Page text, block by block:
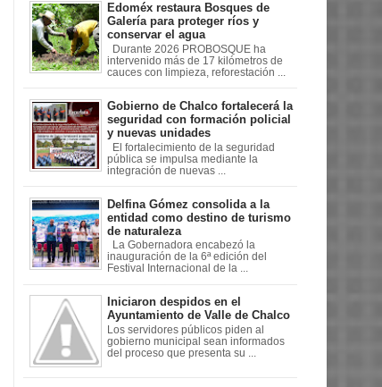
Edoméx restaura Bosques de
Galería para proteger ríos y
conservar el agua
Durante 2026 PROBOSQUE ha
intervenido más de 17 kilómetros de
cauces con limpieza, reforestación ...
Gobierno de Chalco fortalecerá la
seguridad con formación policial
y nuevas unidades
El fortalecimiento de la seguridad
pública se impulsa mediante la
integración de nuevas ...
Delfina Gómez consolida a la
entidad como destino de turismo
de naturaleza
La Gobernadora encabezó la
inauguración de la 6ª edición del
Festival Internacional de la ...
Iniciaron despidos en el
Ayuntamiento de Valle de Chalco
Los servidores públicos piden al
gobierno municipal sean informados
del proceso que presenta su ...